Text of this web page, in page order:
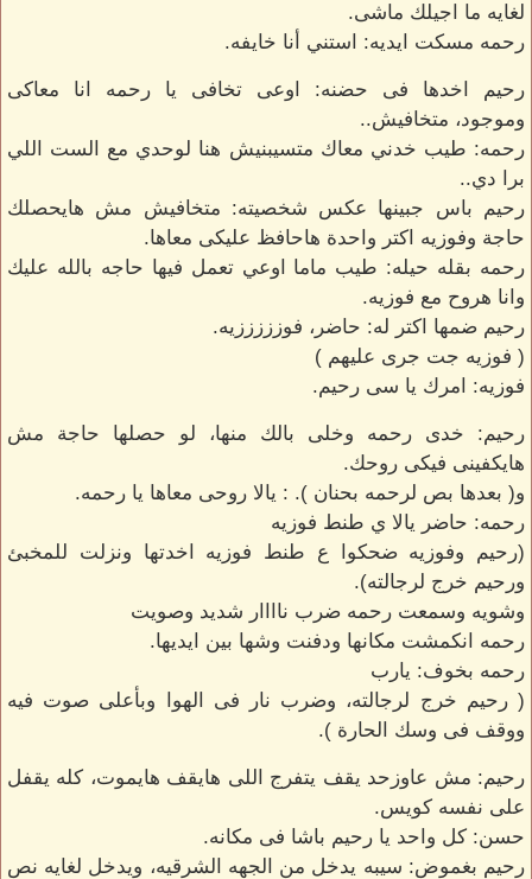
لغايه ما اجيلك ماشى.
رحمه مسكت ايديه: استني أنا خايفه.
رحيم اخدها فى حضنه: اوعى تخافى يا رحمه انا معاكى
وموجود، متخافيش..
رحمه: طيب خدني معاك متسيبنيش هنا لوحدي مع الست اللي
برا دي..
رحيم باس جبينها عكس شخصيته: متخافيش مش هايحصلك
حاجة وفوزيه اكتر واحدة هاحافظ عليكى معاها.
رحمه بقله حيله: طيب ماما اوعي تعمل فيها حاجه بالله عليك
وانا هروح مع فوزيه.
رحيم ضمها اكتر له: حاضر، فوزززززيه.
( فوزيه جت جرى عليهم )
فوزيه: امرك يا سى رحيم.
رحيم: خدى رحمه وخلى بالك منها، لو حصلها حاجة مش
هايكفينى فيكى روحك.
و( بعدها بص لرحمه بحنان ). : يالا روحى معاها يا رحمه.
رحمه: حاضر يالا ي طنط فوزيه
(رحيم وفوزيه ضحكوا ع طنط فوزيه اخدتها ونزلت للمخبئ
ورحيم خرج لرجالته).
وشويه وسمعت رحمه ضرب ناااار شديد وصويت
رحمه انكمشت مكانها ودفنت وشها بين ايديها.
رحمه بخوف: يارب
( رحيم خرج لرجالته، وضرب نار فى الهوا وبأعلى صوت فيه
ووقف فى وسك الحارة ).
رحيم: مش عاوزحد يقف يتفرج اللى هايقف هايموت، كله يقفل
على نفسه كويس.
حسن: كل واحد يا رحيم باشا فى مكانه.
رحيم بغموض: سيبه يدخل من الجهه الشرقيه، ويدخل لغايه نص